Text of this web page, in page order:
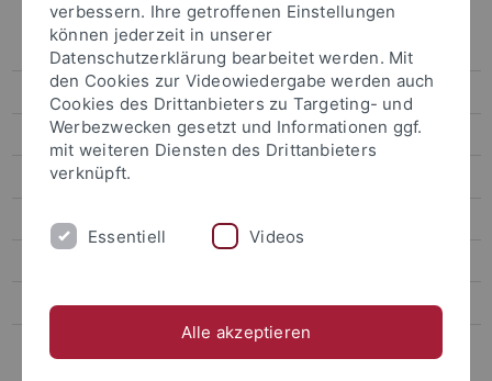
Veranstaltungen
Veranstaltungskalender
Kongresse und Tagungen
Aktuelle Ausstellungen
Merchandise
Universitäres Wohlbefinden
verbessern. Ihre getroffenen Einstellungen
können jederzeit in unserer
Datenschutzerklärung bearbeitet werden. Mit
den Cookies zur Videowiedergabe werden auch
Cookies des Drittanbieters zu Targeting- und
Werbezwecken gesetzt und Informationen ggf.
mit weiteren Diensten des Drittanbieters
verknüpft.
Essentiell Videos
Alle akzeptieren